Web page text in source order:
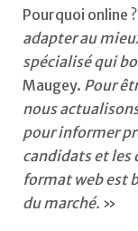
Pourquoi online
adapter au
spécialisé qui
Maugey. Pour
nous
pour informer
candidats et les
format web est
du marché. »